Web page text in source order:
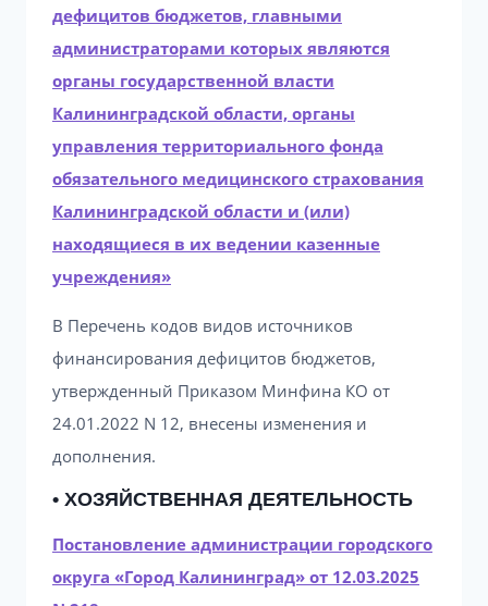
дефицитов бюджетов, главными
администраторами которых являются
органы государственной власти
Калининградской области, органы
управления территориального фонда
обязательного медицинского страхования
Калининградской области и (или)
находящиеся в их ведении казенные
учреждения»
В Перечень кодов видов источников
финансирования дефицитов бюджетов,
утвержденный Приказом Минфина КО от
24.01.2022 N 12, внесены изменения и
дополнения.
• ХОЗЯЙСТВЕННАЯ ДЕЯТЕЛЬНОСТЬ
Постановление администрации городского
округа «Город Калининград» от 12.03.2025